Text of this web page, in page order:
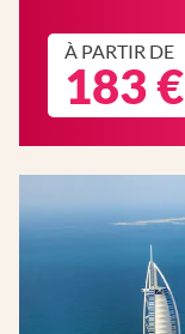
À PARTIR DE
183 €